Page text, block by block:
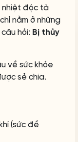
nhiệt độc tà
nằm ở những
hỏi: Bị thủy
về sức khỏe
sẻ chia.
(sức đề